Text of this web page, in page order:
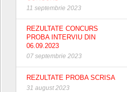
11 septembrie 2023
REZULTATE CONCURS
PROBA INTERVIU DIN
06.09.2023
07 septembrie 2023
REZULTATE PROBA SCRISA
31 august 2023